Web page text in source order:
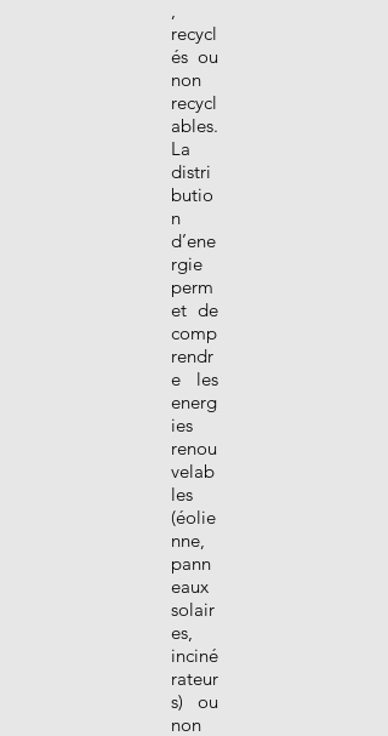
recycl
és ou
non
recycl
ables.
La
distri
butio
n
d’ene
rgie
perm
et de
comp
rendr
e les
energ
ies
renou
velab
les
(éolie
nne,
pann
eaux
solair
es,
inciné
rateur
s) ou
non